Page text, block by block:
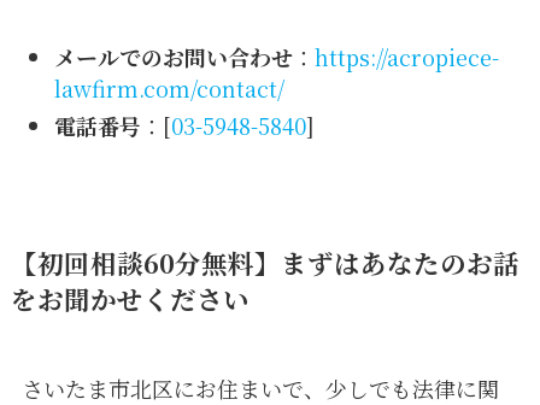
メールでのお問い合わせ： https://acropiece-
lawfirm.com/contact/
電話番号 ：[03-5948-5840]
【初回相談60分無料】まずはあなたのお話
をお聞かせください
さいたま市北区にお住まいで、少しでも法律に関